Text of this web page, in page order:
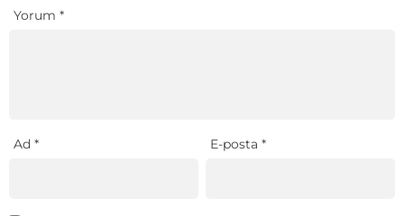
Yorum *
Ad * E-posta*